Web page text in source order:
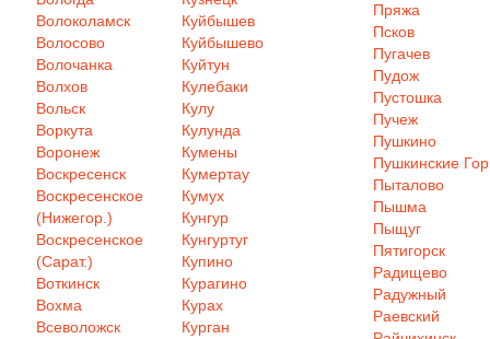
Волоколамск
Волосово
Волочанка
Волхов
Вольск
Воркута
Воронеж
Воскресенск
Воскресенское
(Нижегор.)
Воскресенское
(Сарат.)
Воткинск
Вохма
Всеволожск
Куйбышев
Куйбышево
Куйтун
Кулебаки
Кулу
Кулунда
Кумены
Кумертау
Кумух
Кунгур
Кунгуртуг
Купино
Курагино
Курах
Курган
Пряжа
Псков
Пугачев
Пудож
Пустошка
Пучеж
Пушкино
Пушкинские
Пыталово
Пышма
Пыщуг
Пятигорск
Радищево
Радужный
Раевский